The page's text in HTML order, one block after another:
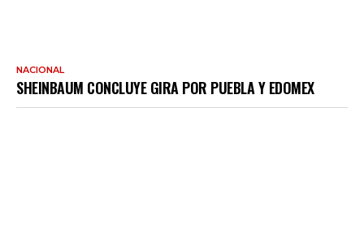
NACIONAL
SHEINBAUM CONCLUYE GIRA POR PUEBLA Y EDOMEX